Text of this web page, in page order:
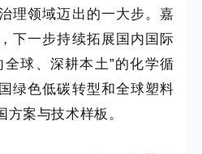
理领域迈出的一大步。嘉
下一步持续拓展国内国际
球、深耕本土”的化学循
绿色低碳转型和全球塑料
案与技术样板。